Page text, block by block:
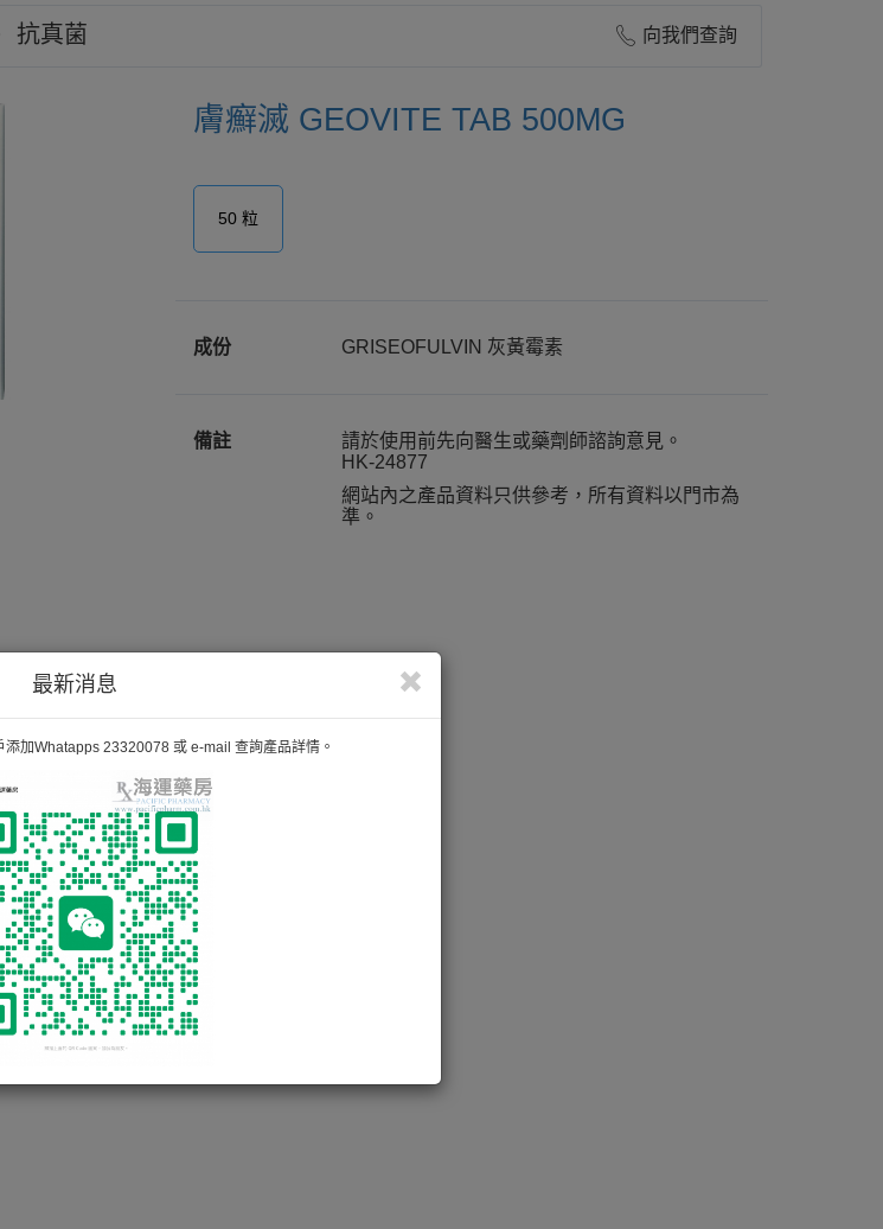
最新消息
加Whatapps 23320078 或 e-mail 查詢產品詳情。
抗真菌 向我們查詢
膚癬滅 GEOVITE TAB 500MG
50 粒
成份 GRISEOFULVIN 灰黃霉素
備註
請於使用前先向醫生或藥劑師諮詢意見。
HK-24877
網站內之產品資料只供參考，所有資料以門市為
準。